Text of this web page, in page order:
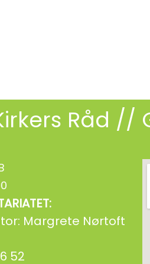
Råd //
Margrete Nørtoft
52